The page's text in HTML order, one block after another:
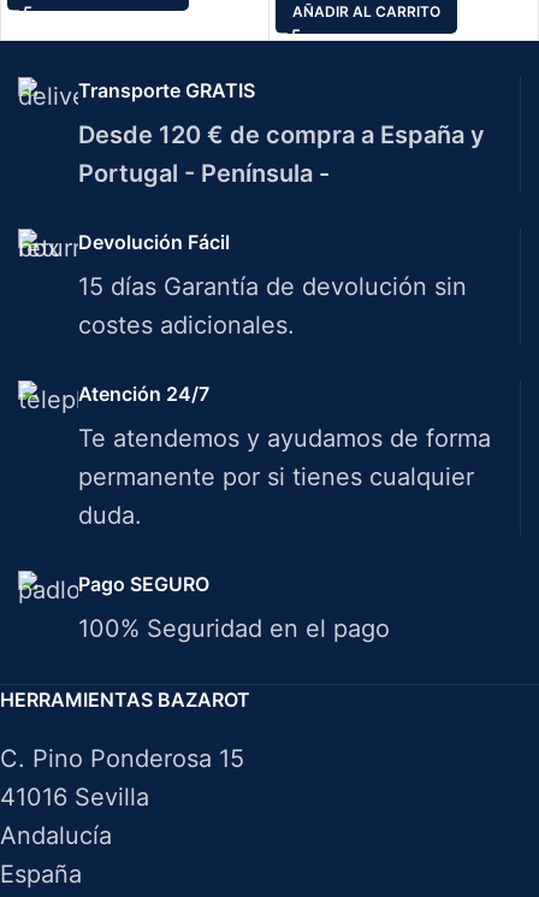
AÑADIR AL CARRITO
Transporte GRATIS
Desde 120 € de compra a España y
Portugal - Península -
Devolución Fácil
15 días Garantía de devolución sin
costes adicionales.
Atención 24/7
Te atendemos y ayudamos de forma
permanente por si tienes cualquier
duda.
Pago SEGURO
100% Seguridad en el pago
HERRAMIENTAS BAZAROT
C. Pino Ponderosa 15
41016 Sevilla
Andalucía
España